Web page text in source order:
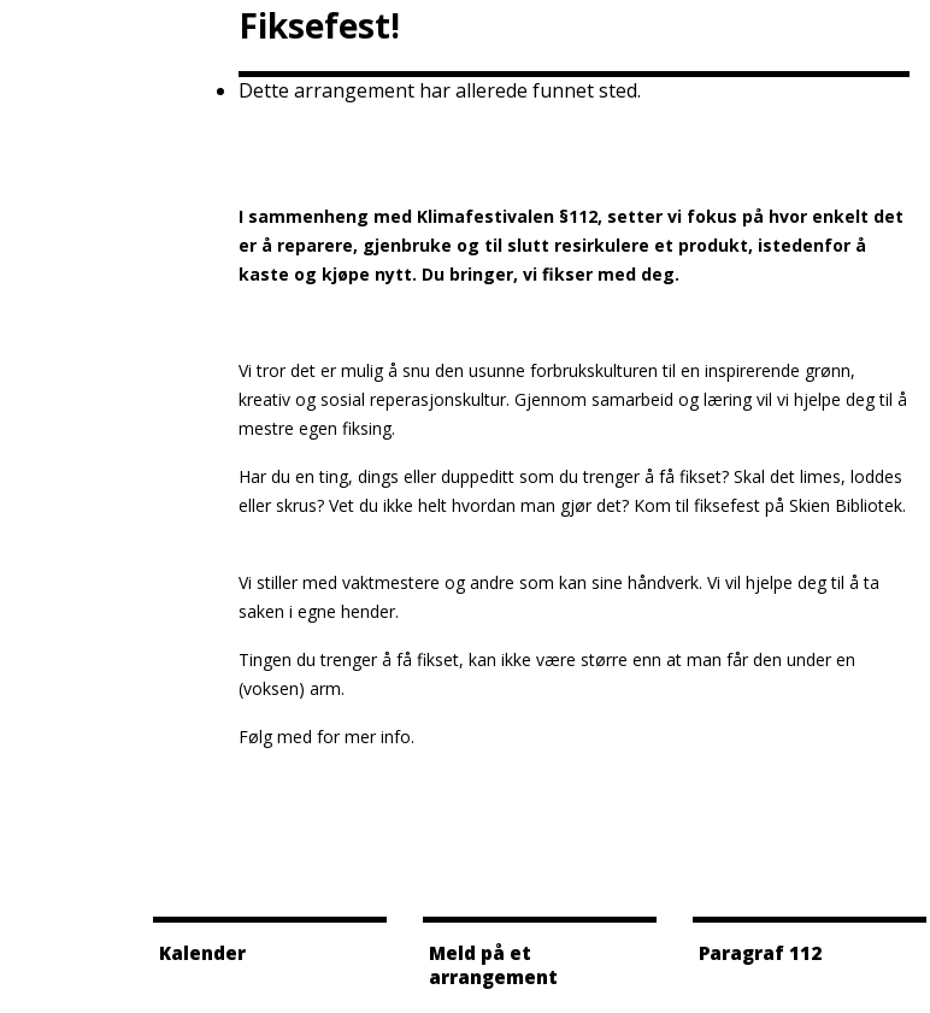
Fiksefest!
Dette arrangement har allerede funnet sted.
I sammenheng med Klimafestivalen §112, setter vi fokus på hvor enkelt det
er å reparere, gjenbruke og til slutt resirkulere et produkt, istedenfor å
kaste og kjøpe nytt. Du bringer, vi fikser med deg.
Vi tror det er mulig å snu den usunne forbrukskulturen til en inspirerende grønn,
kreativ og sosial reperasjonskultur. Gjennom samarbeid og læring vil vi hjelpe deg til å
mestre egen fiksing.
Har du en ting, dings eller duppeditt som du trenger å få fikset? Skal det limes, loddes
eller skrus? Vet du ikke helt hvordan man gjør det? Kom til fiksefest på Skien Bibliotek.
Vi stiller med vaktmestere og andre som kan sine håndverk. Vi vil hjelpe deg til å ta
saken i egne hender.
Tingen du trenger å få fikset, kan ikke være større enn at man får den under en
(voksen) arm.
Følg med for mer info.
Kalender
Meld på et
arrangement
Paragraf 112